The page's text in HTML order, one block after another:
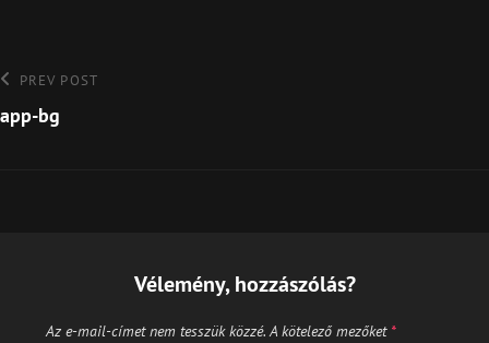
Bejegyzés
navigáció
Previous
Post
PREV POST
app-bg
Vélemény, hozzászólás?
Az e-mail-címet nem tesszük közzé. A kötelező mezőket *